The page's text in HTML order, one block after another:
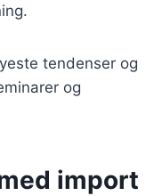
tendenser og
og
import